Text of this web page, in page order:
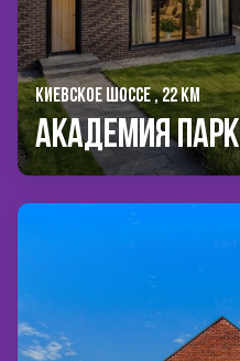
КИЕВСКОЕ ШОССЕ , 22 КМ
Академия Парк